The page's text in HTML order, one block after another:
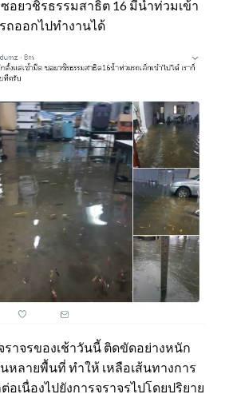
อยวชิรธรรมสาธิต 16 มีน้ำท่วมเข้า
ถออกไปทำงานได้
าจรของเช้าวันนี้ ติดขัดอย่างหนัก
หลายพื้นที่ ทำให้ เหลือเส้นทางการ
อเนื่องไปยังการจราจรไปโดยปริยาย